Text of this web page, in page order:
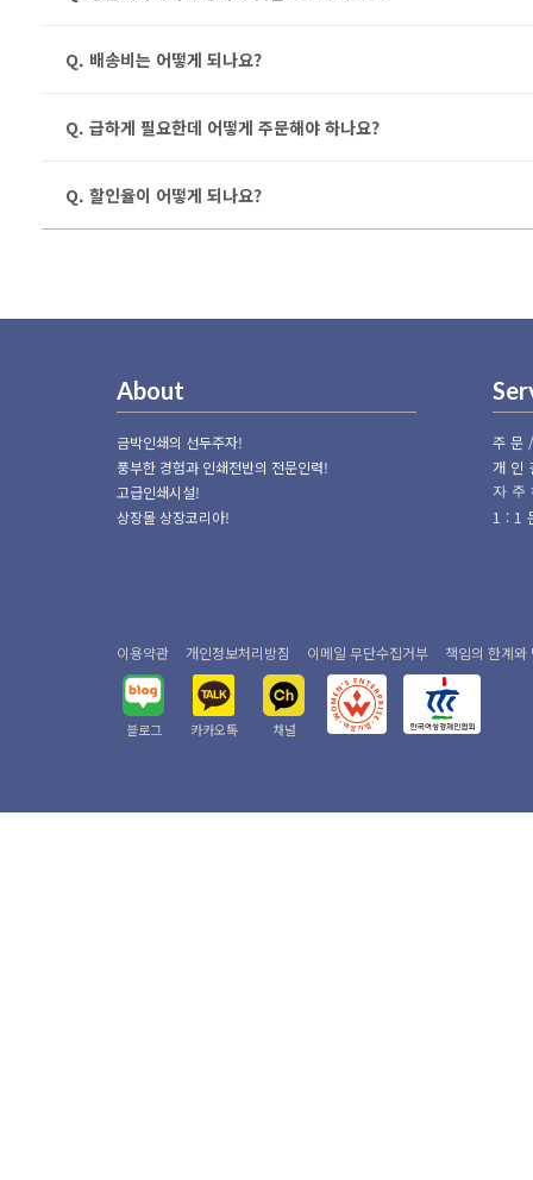
Q. 배송비는 어떻게 되나요?
Q. 급하게 필요한데 어떻게 주문해야 하나요?
Q. 할인율이 어떻게 되나요?
About
금박인쇄의 선두주자!
풍부한 경험과 인쇄전반의 전문인력!
고급인쇄시설!
상장몰 상장코리아!
주
개인
자
1:1
이용약관 개인정보처리방침 이메일 무단수집거부 책임의 한계와
블로그 카카오톡 채널